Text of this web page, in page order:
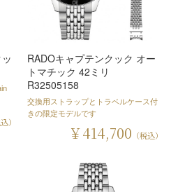
）
RADOキャプテンクック オー
トマチック 42ミリ
R32505158
交換用ストラップとトラベルケース付
きの限定モデルです
￥414,700 （税込）